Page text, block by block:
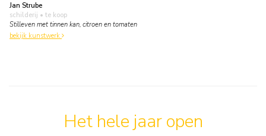
Jan Strube
schilderij • te koop
Stilleven met tinnen kan, citroen en tomaten
bekijk kunstwerk
Het hele jaar open